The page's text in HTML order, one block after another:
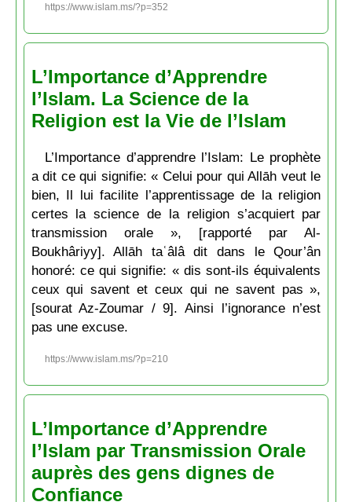
https://www.islam.ms/?p=352
L’Importance d’Apprendre
l’Islam. La Science de la
Religion est la Vie de l’Islam
L’Importance d’apprendre l’Islam: Le prophète
a dit ce qui signifie: « Celui pour qui Allāh veut le
bien, Il lui facilite l’apprentissage de la religion
certes la science de la religion s’acquiert par
transmission orale », [rapporté par Al-
Boukhâriyy]. Allāh taʿâlâ dit dans le Qour’ân
honoré: ce qui signifie: « dis sont-ils équivalents
ceux qui savent et ceux qui ne savent pas »,
[sourat Az-Zoumar / 9]. Ainsi l’ignorance n’est
pas une excuse.
https://www.islam.ms/?p=210
L’Importance d’Apprendre
l’Islam par Transmission Orale
auprès des gens dignes de
Confiance